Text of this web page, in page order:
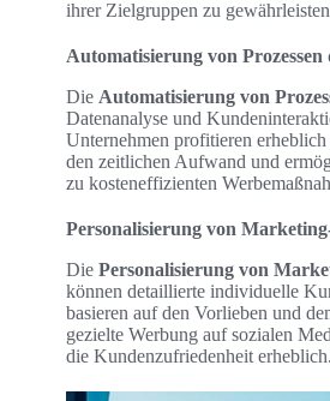
ihrer Zielgruppen zu
Automatisierung von
Die Automatisierung von
Datenanalyse und
Unternehmen profitieren
den zeitlichen Aufwand und
zu kosteneffizienten
Personalisierung von
Die Personalisierung von
können detaillierte individuelle
basieren auf den Vorlieben und
gezielte Werbung auf sozialen
die Kundenzufriedenheit erheblich.